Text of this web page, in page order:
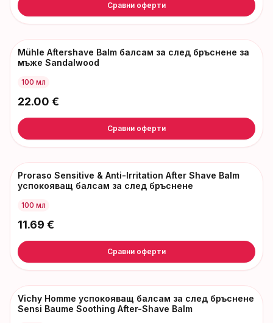
Сравни оферти
Mühle Aftershave Balm балсам за след бръснене за
мъже Sandalwood
100 мл
22.00 €
Сравни оферти
Proraso Sensitive & Anti-Irritation After Shave Balm
успокояващ балсам за след бръснене
100 мл
11.69 €
Сравни оферти
Vichy Homme успокояващ балсам за след бръснене
Sensi Baume Soothing After-Shave Balm